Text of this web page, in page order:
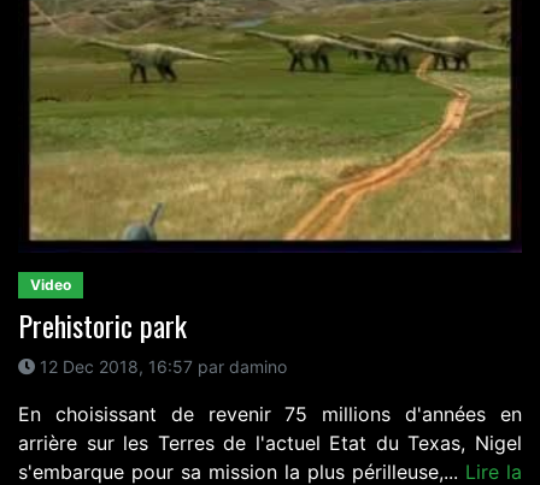
Video
Prehistoric park
12 Dec 2018, 16:57 par damino
En choisissant de revenir 75 millions d'années en
arrière sur les Terres de l'actuel Etat du Texas, Nigel
s'embarque pour sa mission la plus périlleuse,... Lire la